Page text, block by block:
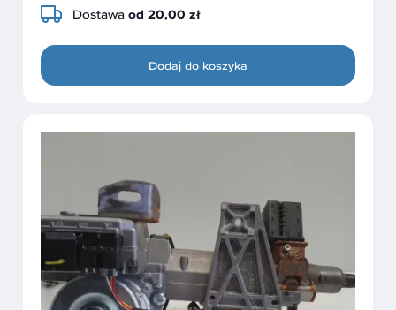
Dostawa od 20,00 zł
Dodaj do koszyka